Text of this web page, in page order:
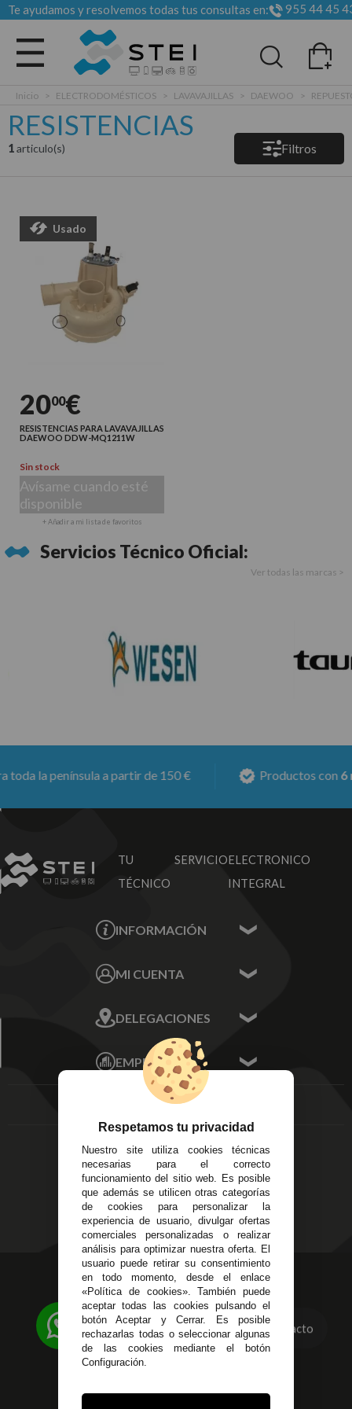
Te ayudamos y resolvemos todas tus consultas en: 955 44 45
Todas las categorias
Inicio > ELECTRODOMÉSTICOS > LAVAVAJILLAS > DAEWOO >
RESISTENCIAS
1articulo(s) Filtros
Usado
2000€
RESISTENCIAS PARA LAVAVAJILLAS
DAEWOO DDW-MQ1211W
Sin stock
Avísame cuando esté
disponible
+ Añadir a mi lista de favoritos
Servicios Técnico Oficial:
Ver todas las marcas >
la península a partir de 150 € Productos con6
TU SERVICIO
TÉCNICO
ELECTRONICO
INTEGRAL
INFORMACIÓN
Sobre nosotros
MI CUENTA
Mis Direcciones
Mis Pedidos
Mis favoritos
FAQ's
DELEGACIONES
Écija - Sevilla
Av. Plaza de Toros.
Local 3
Córdoba
14
Alzira - Valencia
C/ Esplugues, 135
EMPRESA
Aviso Legal
Devoluciones
Política de Privacidad
Pago Seguro
Terminos y
Condiciones Generales
Políticas de Cookies
623 23 31 98
Atendemos Whatsapp
955 44 45 43/955 44 45 44
info@steielectronica.com
Avenida Plaza de Toros,
Contacto
Respetamos tu privacidad
Nuestro site utiliza cookies técnicas
necesarias para el correcto
funcionamiento del sitio web. Es posible
que además se utilicen otras categorías
de cookies para personalizar la
experiencia de usuario, divulgar ofertas
comerciales personalizadas o realizar
análisis para optimizar nuestra oferta. El
usuario puede retirar su consentimiento
en todo momento, desde el enlace
«Política de cookies». También puede
aceptar todas las cookies pulsando el
botón Aceptar y Cerrar. Es posible
rechazarlas todas o seleccionar algunas
de las cookies mediante el botón
Configuración.